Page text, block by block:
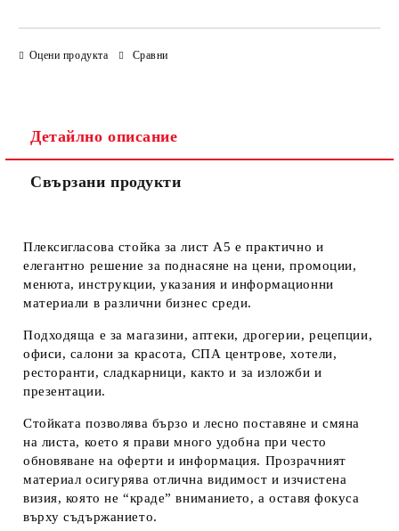
Оцени продукта Сравни
Детайлно описание
Свързани продукти
Плексигласова стойка за лист A5 е практично и
елегантно решение за поднасяне нацени, промоции,
менюта, инструкции, указания и информационни
материали в различни бизнес среди.
Подходяща е замагазини,аптеки, дрогерии,рецепции,
офиси, салони за красота, СПА центрове,хотели,
ресторанти, сладкарници, както и заизложби и
презентации.
Стойката позволява бързо и лесно поставяне и смяна
на листа, което я прави много удобна при често
обновяване на оферти и информация. Прозрачният
материал осигурява отлична видимост и изчистена
визия, която не “краде” вниманието, а оставя фокуса
върху съдържанието.